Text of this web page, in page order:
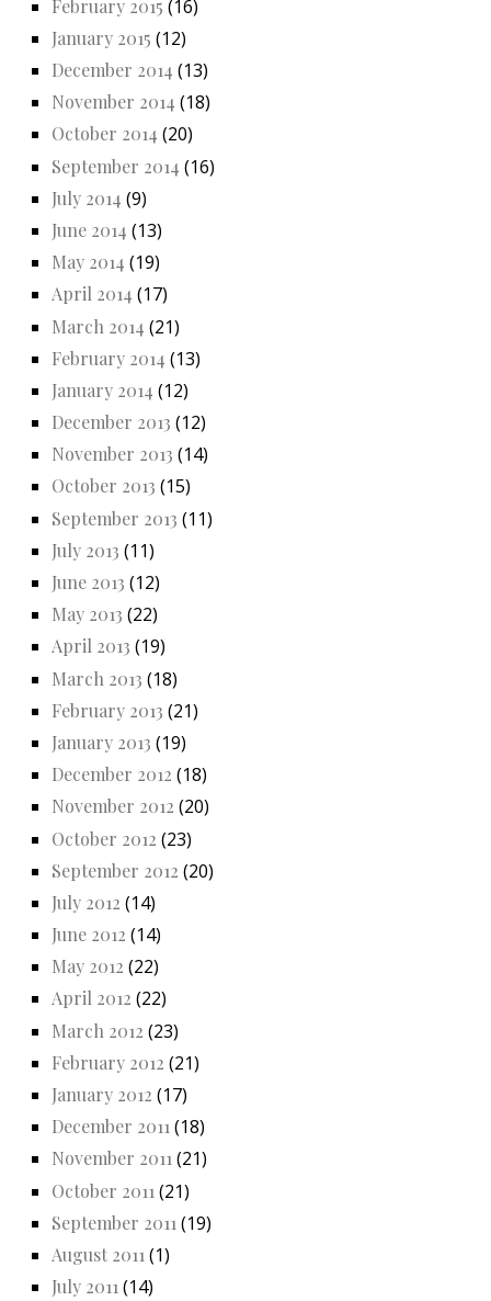
February 2015 (16)
January 2015 (12)
December 2014 (13)
November 2014 (18)
October 2014 (20)
September 2014 (16)
July 2014 (9)
June 2014 (13)
May 2014 (19)
April 2014 (17)
March 2014 (21)
February 2014 (13)
January 2014 (12)
December 2013 (12)
November 2013 (14)
October 2013 (15)
September 2013 (11)
July 2013 (11)
June 2013 (12)
May 2013 (22)
April 2013 (19)
March 2013 (18)
February 2013 (21)
January 2013 (19)
December 2012 (18)
November 2012 (20)
October 2012 (23)
September 2012 (20)
July 2012 (14)
June 2012 (14)
May 2012 (22)
April 2012 (22)
March 2012 (23)
February 2012 (21)
January 2012 (17)
December 2011(18)
November 2011(21)
October 2011 (21)
September 2011 (19)
August 2011 (1)
July 2011 (14)